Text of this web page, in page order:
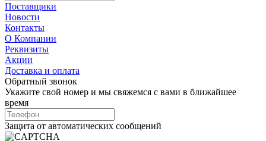
Поставщики
Новости
Контакты
О Компании
Реквизиты
Акции
Доставка и оплата
Обратный звонок
Укажите свой номер и мы свяжемся с вами в ближайшее
время
Защита от автоматических сообщений